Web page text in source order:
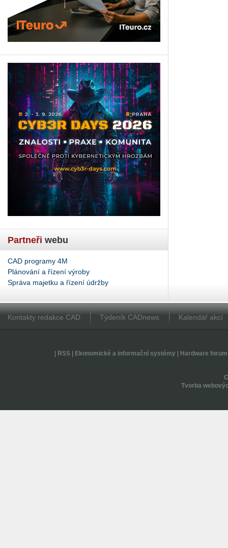
Partneři webu
CAD programy 4M
Plánování a řízení výroby
Správa majetku a řízení údržby
Kontakty redakce CAD Týdeník CADnews Kalendář akcí
RSS| Ekonomické a informační systémy| Hardware forum
Tvorba